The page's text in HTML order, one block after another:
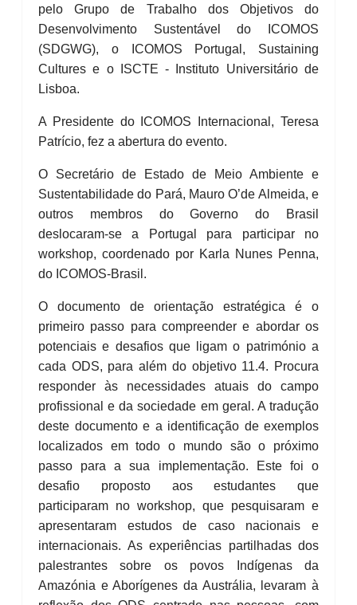
pelo Grupo de Trabalho dos Objetivos do
Desenvolvimento Sustentável do ICOMOS
(SDGWG), o ICOMOS Portugal, Sustaining
Cultures e o ISCTE - Instituto Universitário de
Lisboa.
A Presidente do ICOMOS Internacional, Teresa
Patrício, fez a abertura do evento.
O Secretário de Estado de Meio Ambiente e
Sustentabilidade do Pará, Mauro O’de Almeida, e
outros membros do Governo do Brasil
deslocaram-se a Portugal para participar no
workshop, coordenado por Karla Nunes Penna,
do ICOMOS-Brasil.
O documento de orientação estratégica é o
primeiro passo para compreender e abordar os
potenciais e desafios que ligam o património a
cada ODS, para além do objetivo 11.4. Procura
responder às necessidades atuais do campo
profissional e da sociedade em geral. A tradução
deste documento e a identificação de exemplos
localizados em todo o mundo são o próximo
passo para a sua implementação. Este foi o
desafio proposto aos estudantes que
participaram no workshop, que pesquisaram e
apresentaram estudos de caso nacionais e
internacionais. As experiências partilhadas dos
palestrantes sobre os povos Indígenas da
Amazónia e Aborígenes da Austrália, levaram à